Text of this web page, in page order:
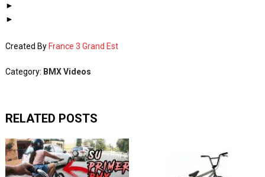
►
►
Created By France 3 Grand Est
Category: BMX Videos
RELATED POSTS